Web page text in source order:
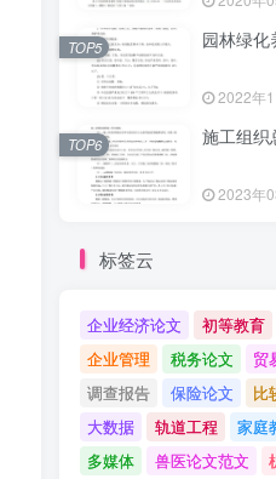
园林绿化
2022年
TOP5
施工组织
2023年
TOP6
标签云
企业经济论文 初等教育
企业管理
税务论文 贸
调查报告
保险论文 比
大数据
轨道工程 家庭
多媒体
兽医论文范文